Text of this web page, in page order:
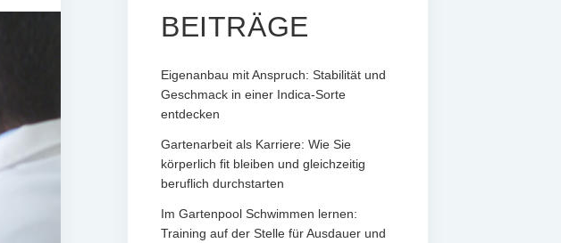
BEITRÄGE
Eigenanbau mit Anspruch: Stabilität und
Geschmack in einer Indica-Sorte
entdecken
Gartenarbeit als Karriere: Wie Sie
körperlich fit bleiben und gleichzeitig
beruflich durchstarten
Im Gartenpool Schwimmen lernen:
Training auf der Stelle für Ausdauer und